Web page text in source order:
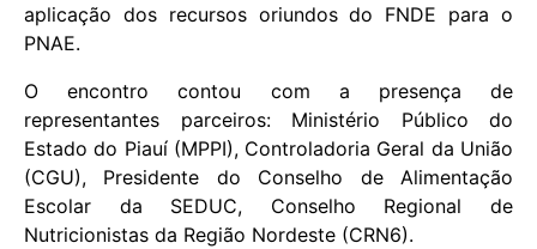
aplicação dos recursos oriundos do FNDE para o
PNAE.
O encontro contou com a presença de
representantes parceiros: Ministério Público do
Estado do Piauí (MPPI), Controladoria Geral da União
(CGU), Presidente do Conselho de Alimentação
Escolar da SEDUC, Conselho Regional de
Nutricionistas da Região Nordeste (CRN6).